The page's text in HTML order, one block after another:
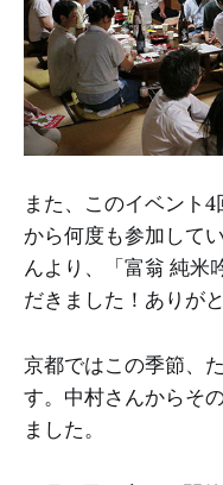
また、このイベント4
から何度も参加して
んより、「富翁 純米
だきました！ありが
京都ではこの季節、
す。中村さんからそ
ました。